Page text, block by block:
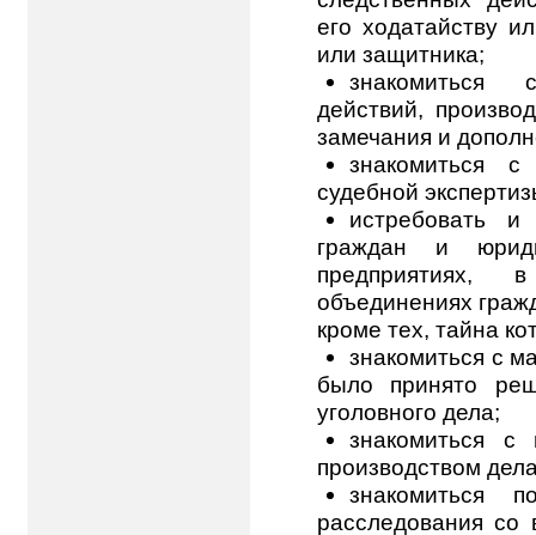
его ходатайству
или защитника;
знакомиться
действий,
замечания и
знакомиться
судебной
истребовать
граждан и
предприятиях,
объединениях
кроме тех, тайна
знакомиться с
было принято
уголовного дела;
знакомиться с
производством
знакомиться
расследования со